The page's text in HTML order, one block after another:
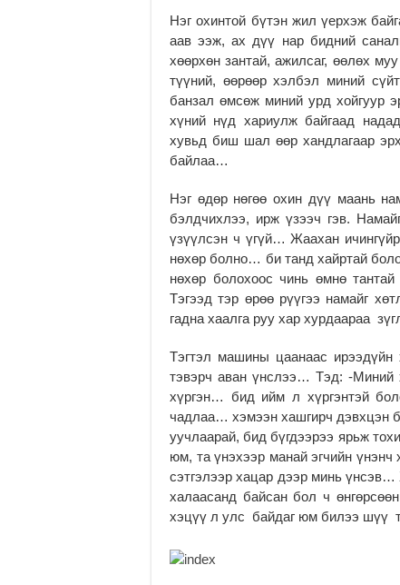
Нэг охинтой бүтэн жил үерхэж
аав ээж, ах дүү нар бидний
хөөрхөн зантай, ажилсаг, өөлөх
түүний, өөрөөр хэлбэл миний
банзал өмсөж миний урд хойгуур
хүний нүд хариулж байгаад
хувьд биш шал өөр хандлагаар
байлаа…
Нэг өдөр нөгөө охин дүү маань
бэлдчихлээ, ирж үзээч гэв.
үзүүлсэн ч үгүй… Жаахан
нөхөр болно… би танд хайртай
нөхөр болохоос чинь өмнө
Тэгээд тэр өрөө рүүгээ намайг
гадна хаалга руу хар хурдаараа
Тэгтэл машины цаанаас ирээдүйн
тэвэрч аван үнслээ… Тэд: -Миний
хүргэн… бид ийм л хүргэнтэй
чадлаа… хэмээн хашгирч дэвхцэн
уучлаарай, бид бүгдээрээ ярьж
юм, та үнэхээр манай эгчийн
сэтгэлээр хацар дээр минь үнсэв…
халаасанд байсан бол ч
хэцүү л улс байдаг юм билээ шүү